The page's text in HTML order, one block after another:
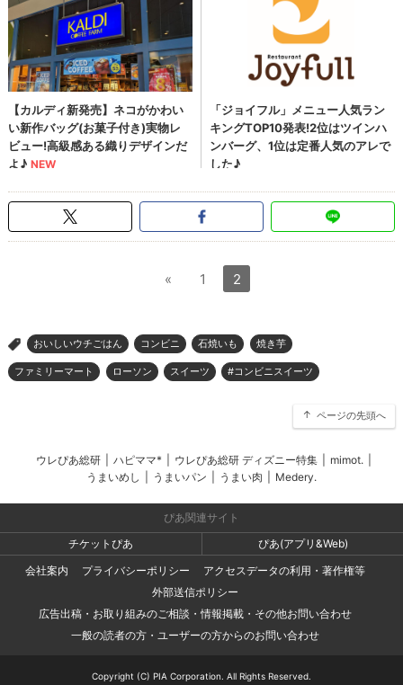
« 1 2
> おいしいウチごはん コンビニ 石焼いも 焼き芋
ファミリーマート ローソン スイーツ #コンビニスイーツ
ページの先頭へ
ウレぴあ総研 ハピママ* ウレぴあ総研 ディズニー特集 mimot.
うまいめし
うまいパン うまい肉 Medery.
ぴあ関連サイト
チケットぴあ
ぴあ(アプリ&Web)
会社案内
プライバシーポリシー
アクセスデータの利用・著作権等
外部送信ポリシー
広告出稿・お取り組みのご相談・情報掲載・その他お問い合わせ
一般の読者の方・ユーザーの方からのお問い合わせ
Copyright (C) PIA Corporation. All Rights Reserved.